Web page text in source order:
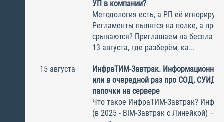
УП в компании?
Методология есть, а РП её
Регламенты пылятся на полке, а
срываются? Приглашаем на
13 августа, где разберём, ка...
15 августа
ИнфраТИМ-Завтрак.
или в очередной раз про СОД, СУИД и
папочки на сервере
Что такое ИнфраТИМ-Завтрак?
(в 2025 - BIM-Завтрак с Линейкой) –